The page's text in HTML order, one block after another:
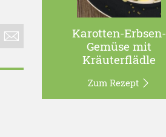
Karotten-Erbsen-
Gemüse mit
Kräuterflädle
Zum Rezept